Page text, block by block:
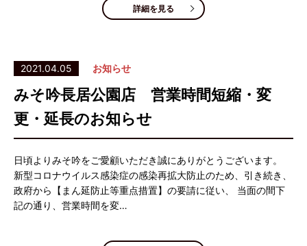
詳細を見る
2021.04.05 お知らせ
みそ吟長居公園店 営業時間短縮・変
更・延長のお知らせ
日頃よりみそ吟をご愛顧いただき誠にありがとうございます。
新型コロナウイルス感染症の感染再拡大防止のため、引き続き、
政府から【まん延防止等重点措置】の要請に従い、 当面の間下
記の通り、営業時間を変…